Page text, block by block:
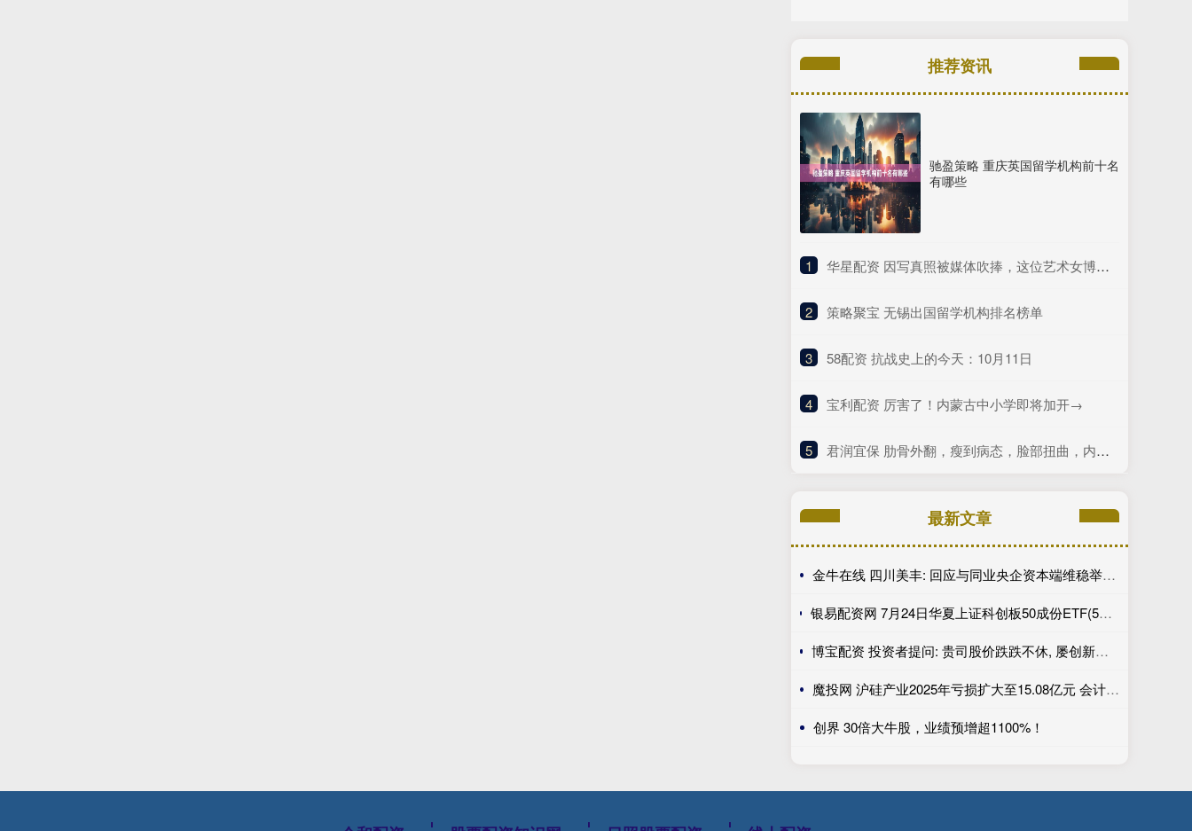
推荐资讯
驰盈策略 重庆英国留学机构前十名
有哪些
1 ​华星配资 因写真照被媒体吹捧，这位艺术女博主被百万拳迷称为UFC传奇？
2 ​策略聚宝 无锡出国留学机构排名榜单
3 ​58配资 抗战史上的今天：10月11日
4 ​宝利配资 厉害了！内蒙古中小学即将加开→
5 ​君润宜保 肋骨外翻，瘦到病态，脸部扭曲，内娱畸形审美什么时候是个头
最新文章
金牛在线 四川美丰: 回应与同业央企资本端维稳举措执行力度差距问题
银易配资网 7月24日华夏上证科创板50成份ETF(588000)遭净赎回11.07亿元, 位居当日股票ETF净流出排名2/1273
博宝配资 投资者提问: 贵司股价跌跌不休, 屡创新低, 贵司有采取任何提振股价的措施吗?
魔投网 沪硅产业2025年亏损扩大至15.08亿元 会计师事务所回应监管问询
创界 30倍大牛股，业绩预增超1100%！